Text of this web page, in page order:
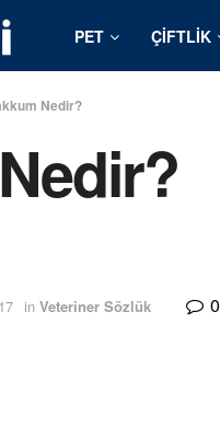
PET ÇIFTLIK
Nedir?
in Veteriner Sözlük 0